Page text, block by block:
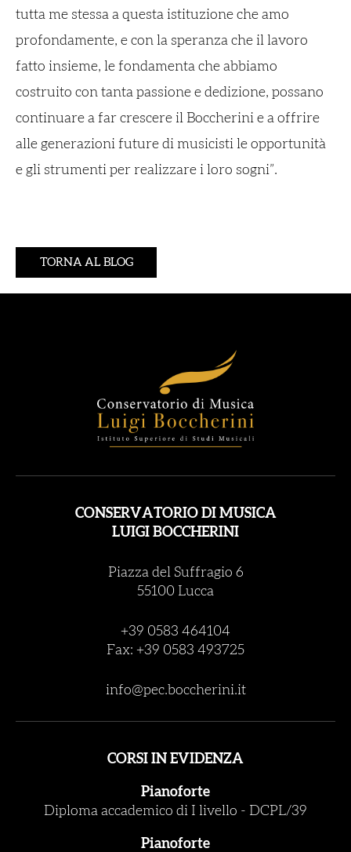
tutta me stessa a questa istituzione che amo
profondamente, e con la speranza che il lavoro
fatto insieme, le fondamenta che abbiamo
costruito con tanta passione e dedizione, possano
continuare a far crescere il Boccherini e a offrire
alle generazioni future di musicisti le opportunità
e gli strumenti per realizzare i loro sogni”.
TORNA AL BLOG
CONSERVATORIO DI MUSICA
LUIGI BOCCHERINI
Piazza del Suffragio 6
55100 Lucca
+39 0583 464104
Fax: +39 0583 493725
info@pec.boccherini.it
CORSI IN EVIDENZA
Pianoforte
Diploma accademico di I livello - DCPL/39
Pianoforte